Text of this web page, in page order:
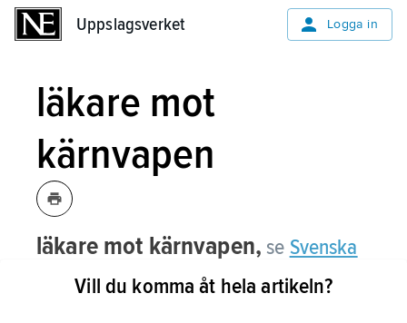
Uppslagsverket Logga in
läkare mot
kärnvapen
läkare mot kärnvapen, se Svenska
läkare mot kärnvapen .
Vill du komma åt hela artikeln?